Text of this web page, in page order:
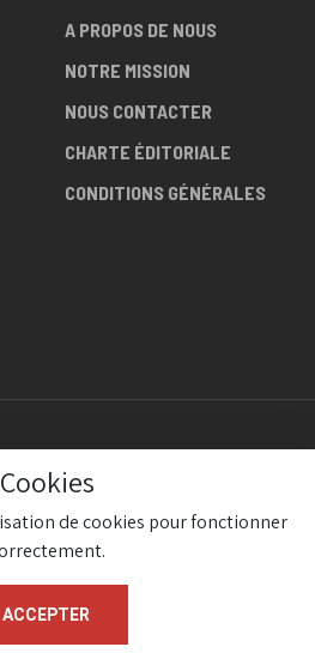
A PROPOS DE NOUS
NOTRE MISSION
NOUS CONTACTER
CHARTE ÉDITORIALE
CONDITIONS GÉNÉRALES
1.1.2)
Cookies
de cookies pour fonctionner
ACCEPTER